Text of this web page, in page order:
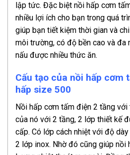
lập tức. Đặc biệt nồi hấp cơm
nhiều lợi ích cho bạn trong quá
giúp bạn tiết kiệm thời gian và
môi trường, có độ bền cao và đa
nấu được nhiều thức ăn.
Cấu tạo của nồi hấp cơm
hấp size 500
Nồi hấp cơm tấm điện 2 tầng
của nó với 2 tầng, 2 lớp thiết kế
cấp. Có lớp cách nhiệt với độ
2 lớp inox. Nhờ đó cũng giúp nồi